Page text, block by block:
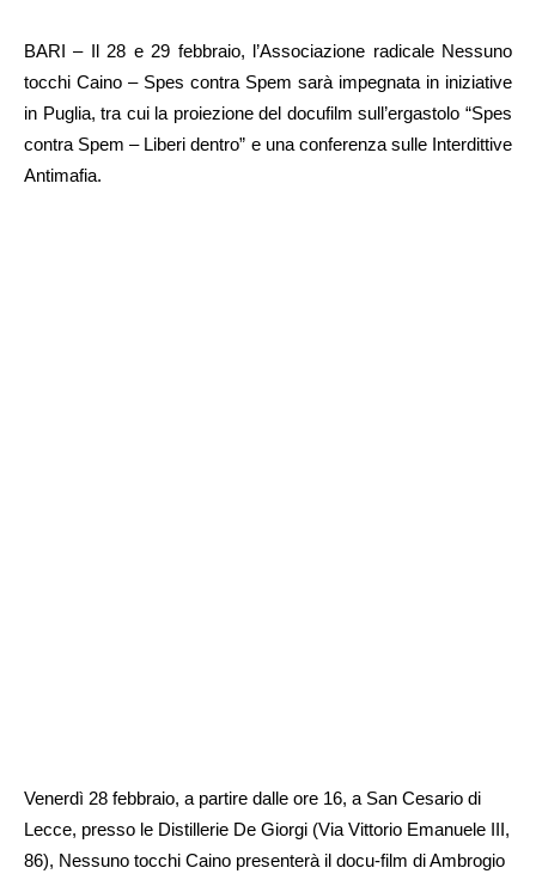
BARI – Il 28 e 29 febbraio, l’Associazione radicale Nessuno
tocchi Caino – Spes contra Spem sarà impegnata in iniziative
in Puglia, tra cui la proiezione del docufilm sull’ergastolo “Spes
contra Spem – Liberi dentro” e una conferenza sulle Interdittive
Antimafia.
Venerdì 28 febbraio, a partire dalle ore 16, a San Cesario di
Lecce, presso le Distillerie De Giorgi (Via Vittorio Emanuele III,
86), Nessuno tocchi Caino presenterà il docu-film di Ambrogio